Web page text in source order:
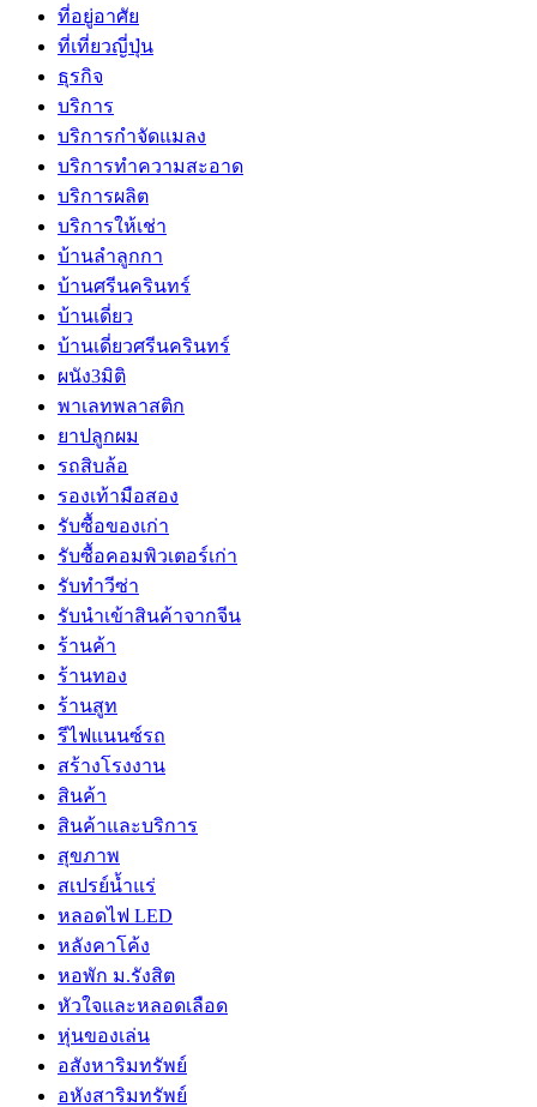
ที่อยู่อาศัย
ที่เที่ยวญี่ปุ่น
ธุรกิจ
บริการ
บริการกำจัดแมลง
บริการทำความสะอาด
บริการผลิต
บริการให้เช่า
บ้านลำลูกกา
บ้านศรีนครินทร์
บ้านเดี่ยว
บ้านเดี่ยวศรีนครินทร์
ผนัง3มิติ
พาเลทพลาสติก
ยาปลูกผม
รถสิบล้อ
รองเท้ามือสอง
รับซื้อของเก่า
รับซื้อคอมพิวเตอร์เก่า
รับทำวีซ่า
รับนำเข้าสินค้าจากจีน
ร้านค้า
ร้านทอง
ร้านสูท
รีไฟแนนซ์รถ
สร้างโรงงาน
สินค้า
สินค้าและบริการ
สุขภาพ
สเปรย์น้ำแร่
หลอดไฟ LED
หลังคาโค้ง
หอพัก ม.รังสิต
หัวใจและหลอดเลือด
หุ่นของเล่น
อสังหาริมทรัพย์
อหังสาริมทรัพย์